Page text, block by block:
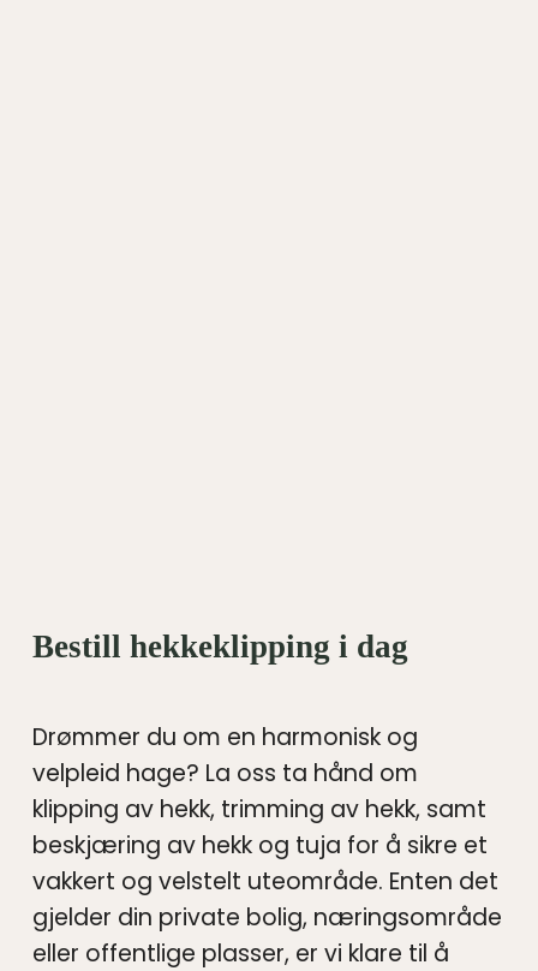
Bestill hekkeklipping i dag
Drømmer du om en harmonisk og
velpleid hage? La oss ta hånd om
klipping av hekk, trimming av hekk, samt
beskjæring av hekk og tuja for å sikre et
vakkert og velstelt uteområde. Enten det
gjelder din private bolig, næringsområde
eller offentlige plasser, er vi klare til å